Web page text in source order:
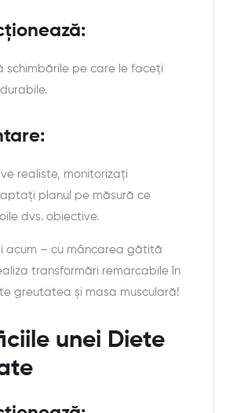
schimbările pe care le faceți
realiste, monitorizați
planul pe măsură ce
dvs. obiective.
acum – cu mâncarea gătită
transformări remarcabile în
greutatea și masa musculară!
unei Diete